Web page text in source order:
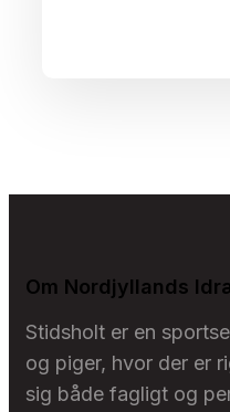
Om Nordjyllands
Stidsholt er en
og piger, hvor der er
sig både fagligt og